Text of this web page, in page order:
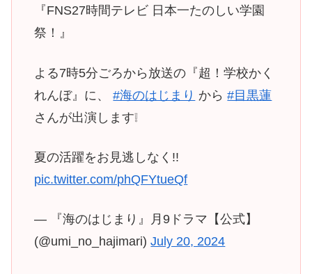
『FNS27時間テレビ 日本一たのしい学園
祭！』
よる7時5分ごろから放送の『超！学校かく
れんぼ』に、#海のはじまり から#目黒蓮
さんが出演します❕
夏の活躍をお見逃しなく!!
pic.twitter.com/phQFYtueQf
— 『海のはじまり』月9ドラマ【公式】
(@umi_no_hajimari)July 20, 2024